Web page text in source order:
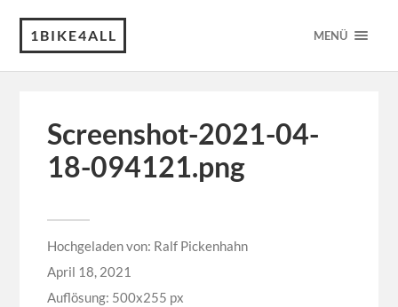
1BIKE4ALL MENÜ
Screenshot-2021-04-
18-094121.png
Hochgeladen von: Ralf Pickenhahn
April 18, 2021
Auflösung: 500x255 px